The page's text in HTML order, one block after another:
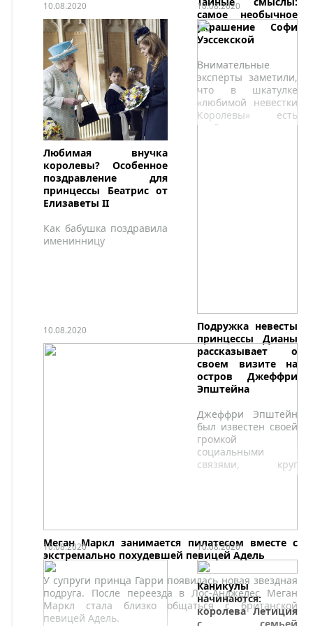
самое необычное
украшение Софи
Уэссекской
Внимательные
эксперты заметили,
что в шкатулке
«любимой невестки
Королевы» есть
особенное
10.08.2020
Любимая внучка
королевы? Особенное
поздравление для
принцессы Беатрис от
Елизаветы II
Как бабушка поздравила
именинницу
10.08.2020
Подружка невесты
принцессы Дианы
рассказывает о
своем визите на
остров Джеффри
Эпштейна
Джеффри Эпштейн
был известен своей
громкой
социальными
связями, круг
закрытые
документы
становятся
достоянием
общественности в
ходе
продолжающихся
судебных
10.08.2020
Меган Маркл занимается пилатесом вместе с
экстремально похудевшей певицей Адель
У супруги принца Гарри появилась новая звездная
подруга. После переезда в Лос-Анджелес Меган
Маркл стала близко общаться с британской
певицей Адель.
10.08.2020 10.08.2020
Каникулы
начинаются:
королева Летиция